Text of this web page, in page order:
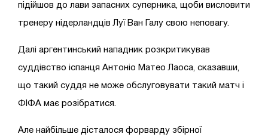
підійшов до лави запасних суперника, щоби висловити
тренеру нідерландців Луї Ван Галу свою неповагу.
Далі аргентинський нападник розкритикував
суддівство іспанця Антоніо Матео Лаоса, сказавши,
що такий суддя не може обслуговувати такий матч і
ФІФА має розібратися.
Але найбільше дісталося форварду збірної